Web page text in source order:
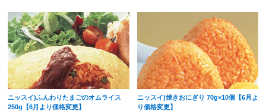
ニッスイ)ふんわりたまごのオムライス
250g【6月より価格変更】
ニッスイ)焼きおにぎり 70g×10個【6月よ
り価格変更】